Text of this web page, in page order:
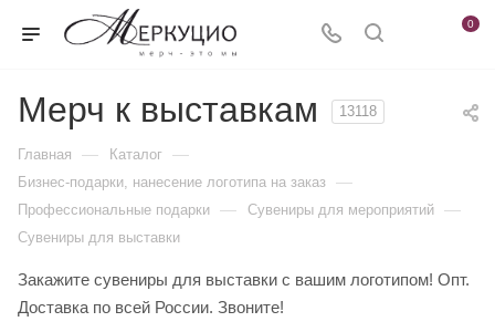
0
Мерч к выставкам 13118
Главная — Каталог —
Бизнес-подарки, нанесение логотипа на заказ —
Профессиональные подарки — Сувениры для мероприятий —
Сувениры для выставки
Закажите сувениры для выставки с вашим логотипом! Опт.
Доставка по всей России. Звоните!